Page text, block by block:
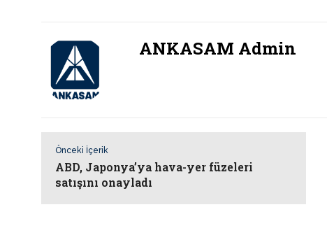
ANKASAM Admin
Önceki İçerik
ABD, Japonya’ya hava-yer füzeleri
satışını onayladı